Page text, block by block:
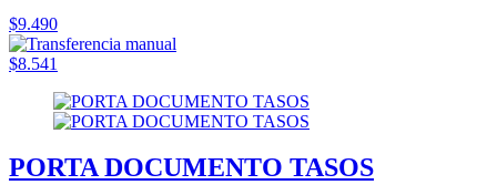
$9.490
$8.541
PORTA DOCUMENTO TASOS